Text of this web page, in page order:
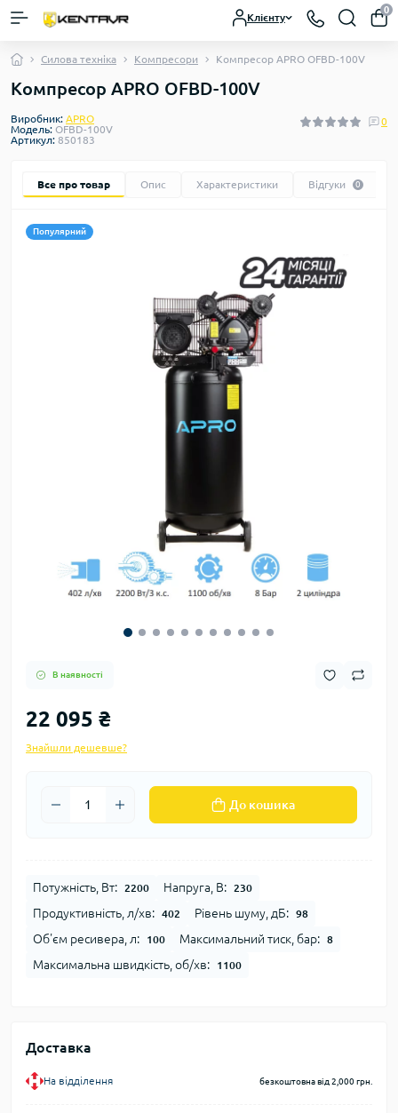
Клієнту
0
Силова техніка Компресори Компресор APRO OFBD-100V
Компресор APRO OFBD-100V
Виробник: APRO
Модель: OFBD-100V
Артикул: 850183
0
Все про товар Опис Характеристики Відгуки 0
Популярний
В наявності
22 095 ₴
Знайшли дешевше?
До кошика
Потужність, Вт: 2200 Напруга, В: 230
Продуктивність, л/хв: 402 Рівень шуму, дБ: 98
Об'єм ресивера, л: 100 Максимальний тиск, бар: 8
Максимальна швидкість, об/хв: 1100
Доставка
На відділення безкоштовна від 2,000 грн.